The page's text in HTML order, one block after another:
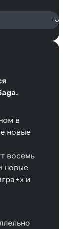
в
новые
восемь
новые
и